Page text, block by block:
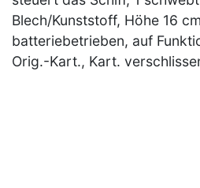
Blech/Kunststoff, Höhe 16
batteriebetrieben, auf
Orig.-Kart., Kart.